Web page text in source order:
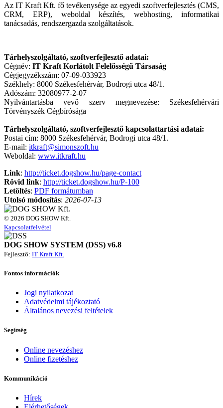
Az IT Kraft Kft. fő tevékenysége az egyedi szoftverfejlesztés (CMS,
CRM, ERP), weboldal készítés, webhosting, informatikai
tanácsadás, rendszergazda szolgáltatások.
Tárhelyszolgáltató, szoftverfejlesztő adatai:
Cégnév: IT Kraft Korlátolt Felelősségű Társaság
Cégjegyzékszám: 07-09-033923
Székhely: 8000 Székesfehérvár, Bodrogi utca 48/1.
Adószám: 32080977-2-07
Nyilvántartásba vevő szerv megnevezése: Székesfehérvári
Törvényszék Cégbírósága
Tárhelyszolgáltató, szoftverfejlesztő kapcsolattartási adatai:
Postai cím: 8000 Székesfehérvár, Bodrogi utca 48/1.
E-mail: itkraft@simonszoft.hu
Weboldal: www.itkraft.hu
Link: http://ticket.dogshow.hu/page-contact
Rövid link: http://ticket.dogshow.hu/P-100
Letöltés: PDF formátumban
Utolsó módosítás: 2026-07-13
© 2026 DOG SHOW Kft.
Kapcsolatfelvétel
DOG SHOW SYSTEM (DSS) v6.8
Fejlesztő: IT Kraft Kft.
Fontos információk
Jogi nyilatkozat
Adatvédelmi tájékoztató
Általános nevezési feltételek
Segítség
Online nevezéshez
Online fizetéshez
Kommunikáció
Hírek